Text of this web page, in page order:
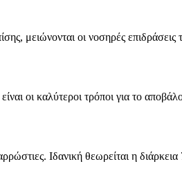
μειώνονται οι νοσηρές
οι καλύτεροι τρόποι για το
Ιδανική θεωρείται η